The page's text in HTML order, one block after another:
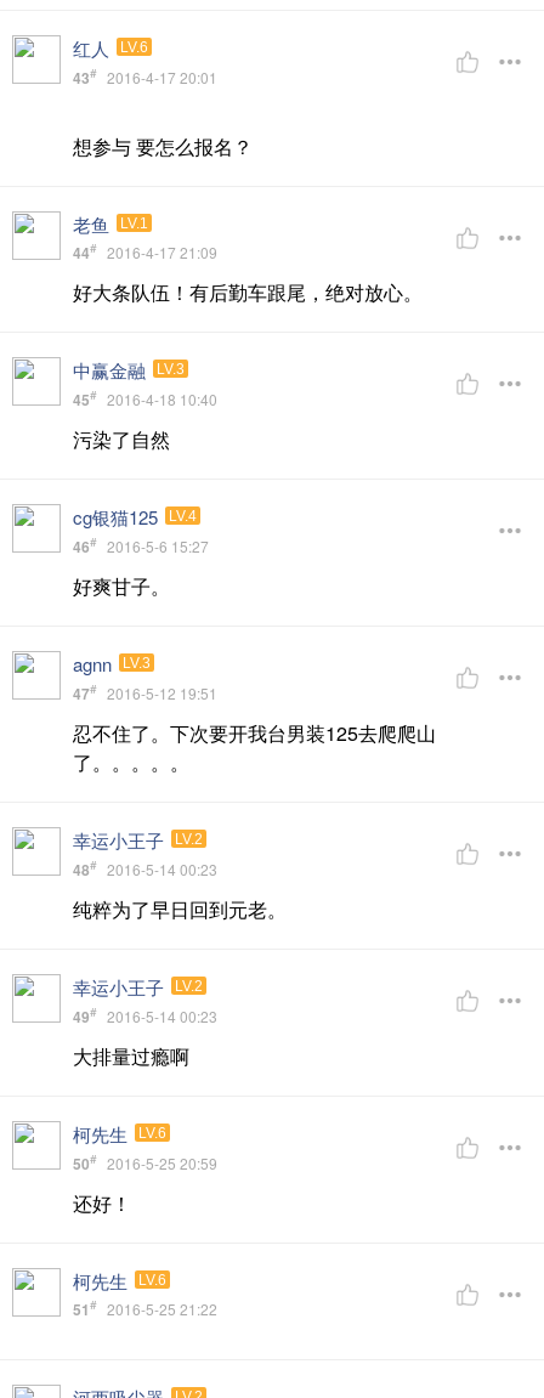
红人 LV.6
43# 2016-4-17 20:01
想参与 要怎么报名？
老鱼 LV.1
44# 2016-4-17 21:09
好大条队伍！有后勤车跟尾，绝对放心。
中赢金融 LV.3
45# 2016-4-18 10:40
污染了自然
cg银猫125 LV.4
46# 2016-5-6 15:27
好爽甘子。
agnn LV.3
47# 2016-5-12 19:51
忍不住了。下次要开我台男装125去爬爬山
了。。。。。
幸运小王子 LV.2
48# 2016-5-14 00:23
纯粹为了早日回到元老。
幸运小王子 LV.2
49# 2016-5-14 00:23
大排量过瘾啊
柯先生 LV.6
50# 2016-5-25 20:59
还好！
柯先生 LV.6
51# 2016-5-25 21:22